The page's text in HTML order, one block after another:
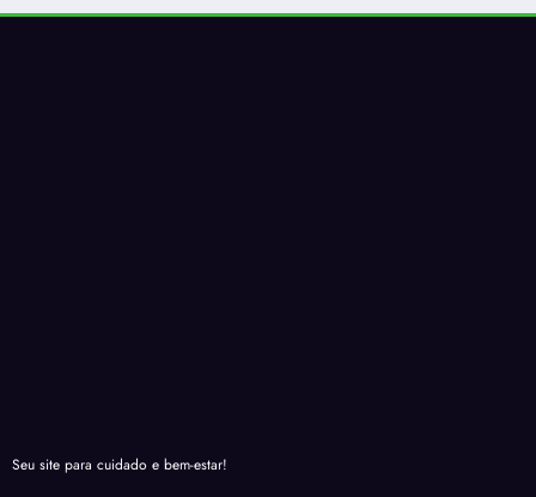
Seu site para cuidado e bem-estar!